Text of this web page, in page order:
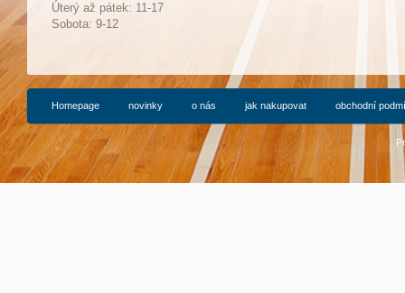
Úterý až pátek: 11-17
Sobota: 9-12
Homepage novinky o nás jak nakupovat obchodní